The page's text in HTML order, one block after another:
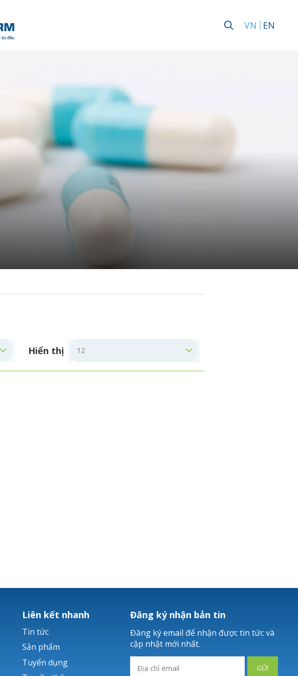
VN EN
Hiển thị
Liên kết nhanh
Tin tức
Sản phẩm
Tuyển dụng
Đăng ký nhận bản tin
Đăng ký email để nhận được tin tức và
cập nhật mới nhất.
GỬI